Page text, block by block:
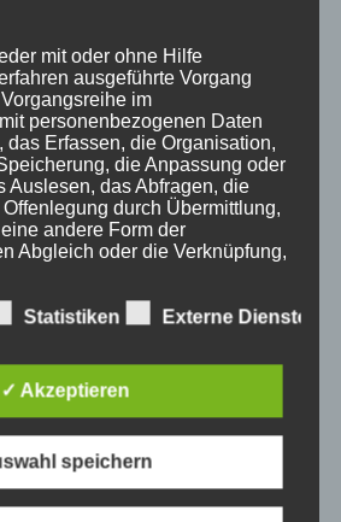
WM
mit oder ohne Hilfe
ausgeführte Vorgang
im
personenbezogenen Daten
das Erfassen, die Organisation,
die Anpassung oder
Auslesen, das Abfragen, die
durch Übermittlung,
andere Form der
Abgleich oder die Verknüpfung,
der Verarbeitung
Verarbeitung ist die Markierung
Daten mit dem
Statistiken Externe Dienste
✓ Akzeptieren
speichern